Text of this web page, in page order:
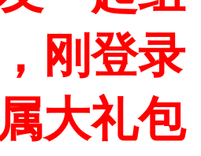
刚登录
大礼包